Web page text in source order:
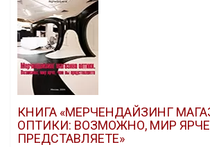
КНИГА «МЕРЧЕНДАЙЗИНГ
ОПТИКИ: ВОЗМОЖНО, МИР
ПРЕДСТАВЛЯЕТЕ»